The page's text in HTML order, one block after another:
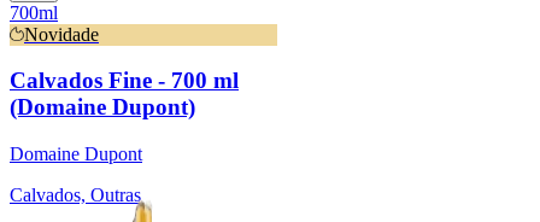
700ml
Novidade
Calvados Fine - 700 ml
(Domaine Dupont)
Domaine Dupont
Calvados, Outras